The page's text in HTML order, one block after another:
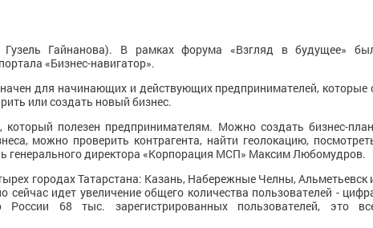
Гузель Гайнанова). В рамках форума «Взгляд в будущее»
«Бизнес-навигатор».
для начинающих и действующих предпринимателей, которые
или создать новый бизнес.
полезен предпринимателям. Можно создать бизнес-
можно проверить контрагента, найти геолокацию,
генерального директора «Корпорация МСП» Максим Любомудров.
городах Татарстана: Казань, Набережные Челны, Альметьевск
сейчас идет увеличение общего количества пользователей -
68 тыс. зарегистрированных пользователей, это